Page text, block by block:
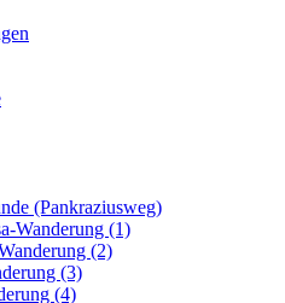
(Pankraziusweg)
Wanderung (1)
(2)
(3)
(4)